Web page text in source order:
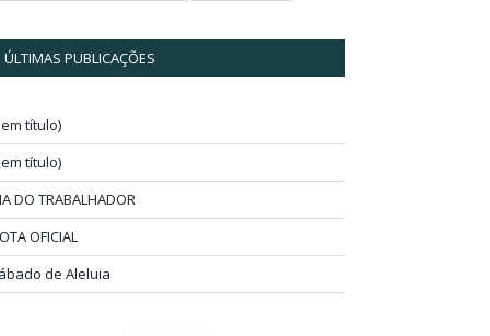
ÚLTIMAS PUBLICAÇÕES
título)
título)
DO TRABALHADOR
OFICIAL
de Aleluia